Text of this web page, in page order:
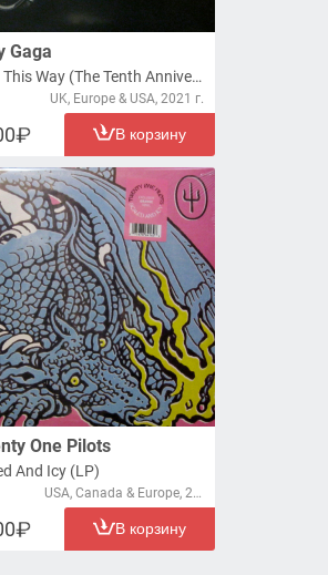
Gaga
Born This Way (The Tenth Anniversary) / Born This Way Reimagined (3xLP)
UK, Europe & USA, 2021 г.
В корзину
One Pilots
And Icy (LP)
USA, Canada & Europe, 2021 г.
В корзину